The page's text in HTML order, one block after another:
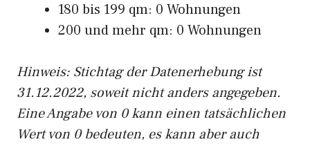
180 bis 199 qm: 0 Wohnungen
200 und mehr qm: 0 Wohnungen
Hinweis: Stichtag der Datenerhebung ist
31.12.2022, soweit nicht anders angegeben.
Eine Angabe von 0 kann einen tatsächlichen
Wert von 0 bedeuten, es kann aber auch